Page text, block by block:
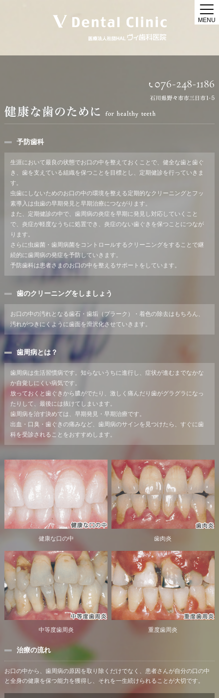
MENU
予防歯科
生涯において最良の状態でお口の中を整えておくことで、健全な歯と歯ぐ
き、歯を支えている組織を保つことを目標とし、定期健診を行っていきま
す。
虫歯にしないためのお口の中の環境を整える定期的なクリーニングとフッ
素導入は虫歯の早期発見と早期治療につながります。
また、定期健診の中で、歯周病の炎症を早期に発見し対応していくこと
で、炎症が軽度なうちに処置でき、炎症のない歯ぐきを保つことにつなが
ります。
さらに虫歯菌・歯周病菌をコントロールするクリーニングをすることで継
続的に歯周病の発症を予防していきます。
予防歯科は患者さまのお口の中を整えるサポートをしています。
歯のクリーニングをしましょう
お口の中の汚れとなる歯石・歯垢（プラーク）・着色の除去はもちろん、
汚れがつきにくように歯面を滑沢化させていきます。
歯周病とは？
歯周病は生活習慣病です。知らないうちに進行し、症状が進むまでなかな
か自覚しにくい病気です。
放っておくと歯ぐきから膿がでたり、激しく痛んだり歯がグラグラになっ
たりして、最後には抜けてしまいます。
歯周病を治す決めては、早期発見・早期治療です。
出血・口臭・歯ぐきの痛みなど、歯周病のサインを見つけたら、すぐに歯
科を受診されることをおすすめします。
健康な口の中 歯肉炎
中等度歯周炎 重度歯周炎
治療の流れ
お口の中から、歯周病の原因を取り除くだけでなく、患者さんが自分の口の中
と全身の健康を保つ能力を獲得し、それを一生続けられることが大切です。